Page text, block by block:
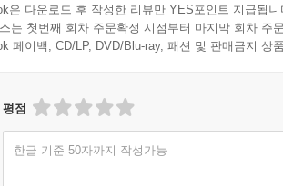
은 다운로드 후 작성한 리뷰만 YES포인트 지급됩니
는 첫번째 회차 주문확정 시점부터 마지막 회차 주
페이백, CD/LP, DVD/Blu-ray, 패션 및 판매금지 상
평점
한글 기준 50자까지 작성가능